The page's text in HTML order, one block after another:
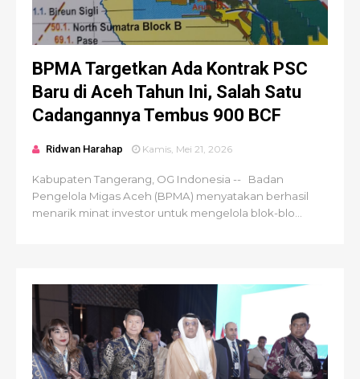
BPMA Targetkan Ada Kontrak PSC
Baru di Aceh Tahun Ini, Salah Satu
Cadangannya Tembus 900 BCF
Ridwan Harahap Kamis, Mei 21, 2026
Kabupaten Tangerang, OG Indonesia -- Badan
Pengelola Migas Aceh (BPMA) menyatakan berhasil
menarik minat investor untuk mengelola blok-blo...